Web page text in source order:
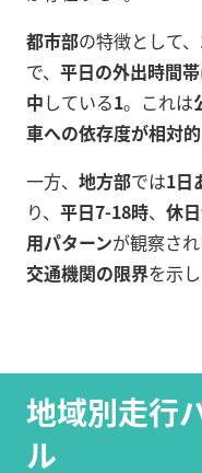
都市部の特徴として、
で、 平日の外出時間
中している1。これは
車への依存度が相対
一方、 地方部では1日
り、 平日7-18時、 休
用パターンが観察さ
交通機関の限界を示
地域別走行
ル